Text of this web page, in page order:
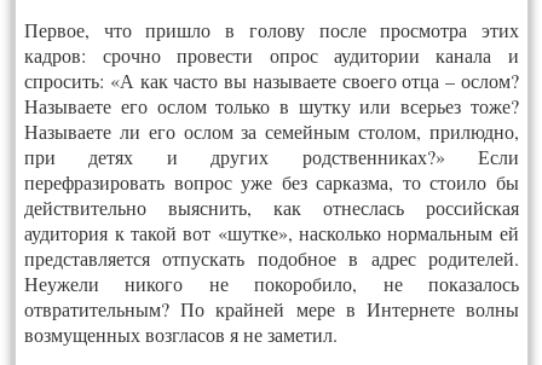
Первое, что пришло в голову после просмотра этих
кадров: срочно провести опрос аудитории канала и
спросить: «А как часто вы называете своего отца – ослом?
Называете его ослом только в шутку или всерьез тоже?
Называете ли его ослом за семейным столом, прилюдно,
при детях и других родственниках?» Если
перефразировать вопрос уже без сарказма, то стоило бы
действительно выяснить, как отнеслась российская
аудитория к такой вот «шутке», насколько нормальным ей
представляется отпускать подобное в адрес родителей.
Неужели никого не покоробило, не показалось
отвратительным? По крайней мере в Интернете волны
возмущенных возгласов я не заметил.